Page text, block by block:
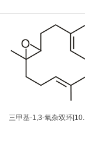
三甲基-1,3-氧杂双环